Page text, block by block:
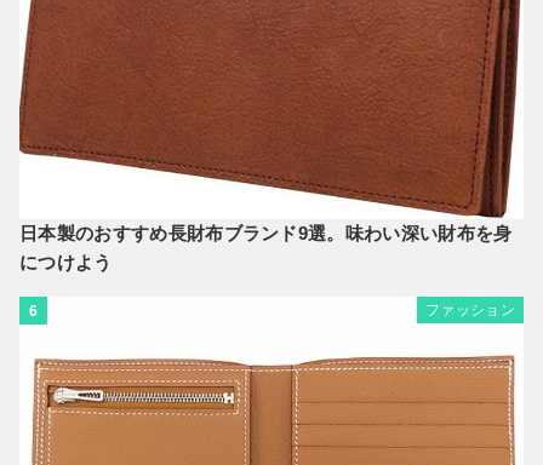
日本製のおすすめ長財布ブランド9選。味わい深い財布を身
につけよう
6 ファッション